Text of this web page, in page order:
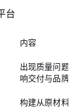
台
内容
出现质量问题
响交付与品牌声
构建从原材料